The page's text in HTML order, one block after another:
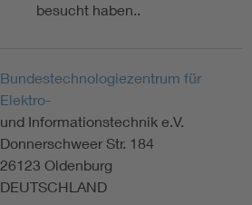
besucht haben..
Bundestechnologiezentrum für
Elektro-
und Informationstechnik e.V.
Donnerschweer Str. 184
26123 Oldenburg
DEUTSCHLAND